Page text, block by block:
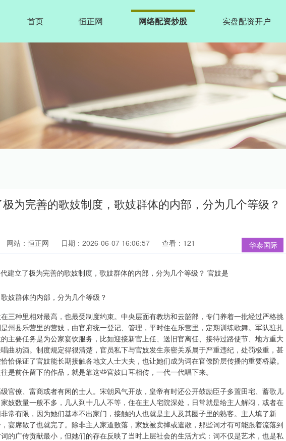
首页 恒正网 网络配资炒股 实盘配资开户
为完善的歌妓制度，歌妓群体的内部，分为几个等级？
华泰国际
网站：恒正网 日期：2026-06-07 16:06:57 查看：121
妓群体的内部，分为几个等级？
三种里相对最高，也最受制度约束。中央层面有教坊和云韶部，专门养着一批经过严格挑
州县乐营里的营妓，由官府统一登记、管理，平时住在乐营里，定期训练歌舞。军队驻扎
主要任务是为公家宴饮服务，比如迎接新官上任、送旧官离任、接待过路使节、地方重大
曲劝酒。制度规定得很清楚，官员私下与官妓发生亲密关系属于严重违纪，处罚极重，甚
恰保证了官妓能长期接触各地文人士大夫，也让她们成为词在官僚阶层传播的重要桥梁。
是前任留下的作品，就是靠这些官妓口耳相传，一代一代唱下来。
官僚、富商或者有闲的士人。宋朝风气开放，皇帝有时还公开鼓励臣子多置田宅、蓄歌儿
妓数量一般不多，几人到十几人不等，住在主人宅院深处，日常就是给主人解闷，或者在
常有限，因为她们基本不出家门，接触的人也就是主人及其圈子里的熟客。主人填了新
宴席散了也就完了。除非主人家道败落，家妓被卖掉或遣散，那些词才有可能跟着流落到
的广传贡献最小，但她们的存在反映了当时上层社会的生活方式：词不仅是艺术，也是私